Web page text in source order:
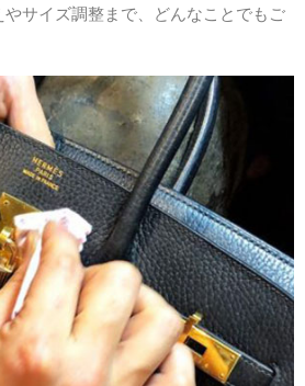
サイズ調整まで、どんなことでもご